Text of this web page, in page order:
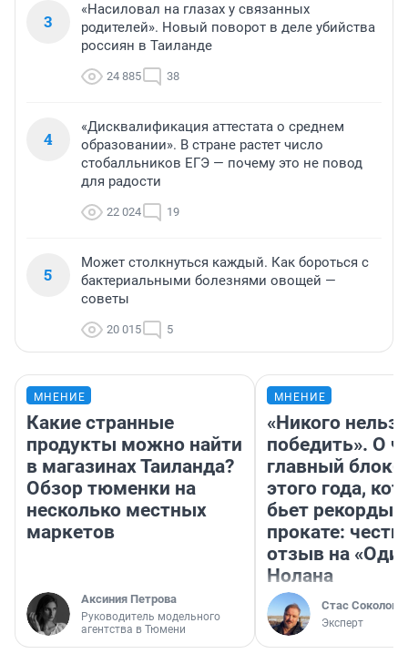
3
«Насиловал на глазах у связанных
родителей». Новый поворот в деле убийства
россиян в Таиланде
24 885 38
4
«Дисквалификация аттестата о среднем
образовании». В стране растет число
стобалльников ЕГЭ — почему это не повод
для радости
22 024 19
5
Может столкнуться каждый. Как бороться с
бактериальными болезнями овощей —
советы
20 015 5
МНЕНИЕ
Какие странные
продукты можно найти
в магазинах Таиланда?
Обзор тюменки на
несколько местных
маркетов
Аксиния Петрова
Руководитель модельного
агентства в Тюмени
МНЕНИЕ
«Никого нельзя
победить». О
главный
этого года,
бьет рекорды в
прокате:
отзыв на
Нолана
Стас Соколов
Эксперт